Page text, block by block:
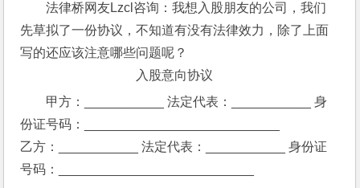
法律桥网友Lzcl咨询：我想入股朋友的公司，我们
先草拟了一份协议，不知道有没有法律效力，除了上面
写的还应该注意哪些问题呢？
入股意向协议
甲方：___________ 法定代表：___________ 身
份证号码：___________________________
乙方：___________ 法定代表：___________ 身份证
号码：___________________________